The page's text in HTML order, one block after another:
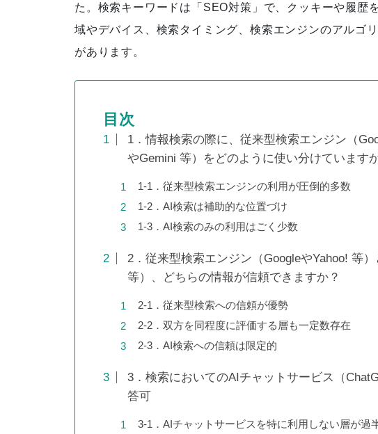
蓄積した情報を精査・選別した
ことで、圧倒的にわかりやすい
スケログ様に弊社を紹介頂きま
した！
ネットショップのSEO対策12選
｜売上につなげる実践手順と優
先順位
SEOに強いホームページとは？
方を解説
た。検索キーワードは「SEO対策」で、クッキーや履歴
域やデバイス、検索タイミング、検索エンジンのアルゴ
があります。
目次
1．情報検索の際に、従来型検索エンジン（
やGemini 等）をどのように使い分けています
1-1．従来型検索エンジンの利用が圧倒的多数
1-2．AI検索は補助的な位置づけ
1-3．AI検索のみの利用はごく少数
2．従来型検索エンジン（Googleや
等）、どちらの情報が信頼できますか？
2-1．従来型検索への信頼が優勢
2-2．双方を同程度に評価する層も一定数存在
2-3．AI検索への信頼は限定的
3．検索においてのAIチャットサービス（
答可
3-1．AIチャットサービスを特に利用しない層が過